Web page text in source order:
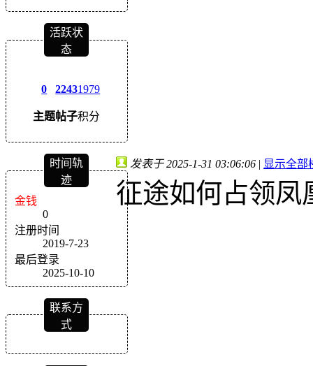
活跃状
态
0
主题
2243
帖子
1979
积分
时间轨
迹
金钱
0
注册时间
2019-7-23
最后登录
2025-10-10
联系方
式
发表于 2025-1-31 03:06:06 | 显示全部
征途如何占领凤